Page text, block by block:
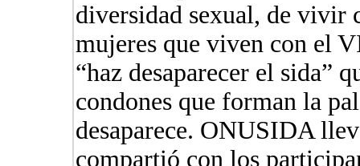
diversidad sexual, de vivir
mujeres que viven con el
“haz desaparecer el sida”
condones que forman la
desaparece. ONUSIDA
compartió con los